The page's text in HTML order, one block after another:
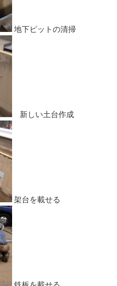
地下ピットの清掃
新しい土台作成
架台を載せる